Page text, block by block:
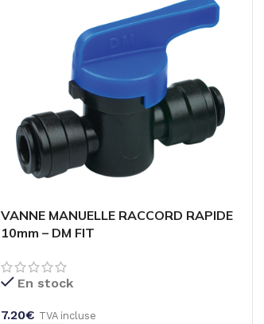
VANNE MANUELLE RACCORD RAPIDE
10mm – DM FIT
En stock
7.20€ TVA incluse